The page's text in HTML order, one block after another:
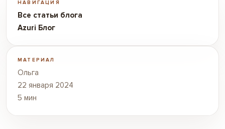
НАВИГАЦИЯ
Все статьи блога
Azuri Блог
МАТЕРИАЛ
Ольга
22 января 2024
5 мин